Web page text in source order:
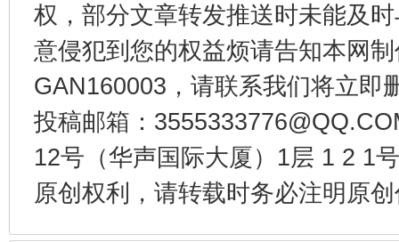
权，部分文章转发推送时未能及
意侵犯到您的权益烦请告知本网
GAN160003，请联系我们将立即
投稿邮箱：
12号（华声国际大厦）1层 1 2 1
原创权利，请转载时务必注明原
受贿1.44亿！段成刚被判无期 从幼